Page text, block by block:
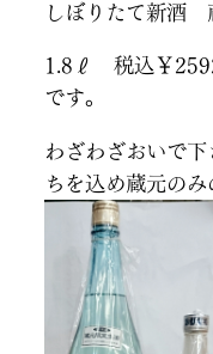
しぼりたて新酒
1.8ℓ 税込￥
です。
わざわざおいで
ちを込め蔵元のみ